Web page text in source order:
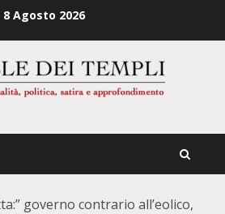
8 Agosto 2026
governo contrario all’eolico,